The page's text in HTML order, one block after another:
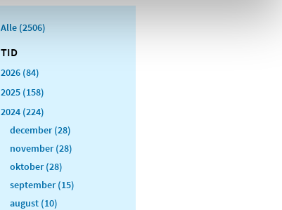
Alle (2506)
TID
2026 (84)
2025 (158)
2024 (224)
december (28)
november (28)
oktober (28)
september (15)
august (10)